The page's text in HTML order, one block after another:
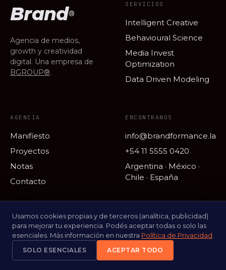
Brand®
Agencia de medios,
growth y creatividad
digital. Una empresa de
BGROUP®.
SERVICIOS
Intelligent Creative
Behavioural Science
Media Invest
Optimization
Data Driven Modeling
AGENCIA
Manifiesto
Proyectos
Notas
Contacto
ENCONTRANOS
info@brandformance.la
+54 11 5555 0420
Argentina · México ·
Chile · España
© 2026
BGROUP®.
PRIVACIDADTÉRMINOSPENSADO CON DATOS.
HECHO CON CARIÑO.
Usamos cookies propias y de terceros (analítica, publicidad)
para mejorar tu experiencia. Podés aceptar todas o solo las
esenciales. Más información en nuestra Política de Privacidad
SOLO ESENCIALES ACEPTAR TODO